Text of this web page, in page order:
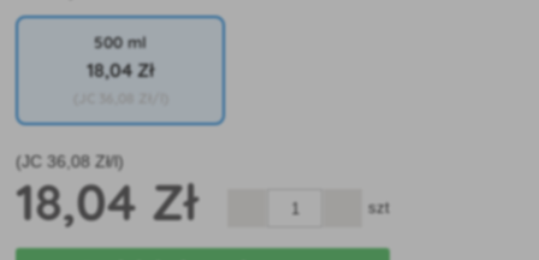
500 ml
18,04 Zł
(JC 36,08 Zł/l)
18,04 Zł szt